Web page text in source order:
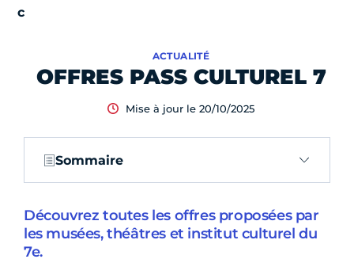
OFFRES PASS CULTUREL 7
ACTUALITÉ
Mise à jour le 20/10/2025
Sommaire
Découvrez toutes les offres proposées par
les musées, théâtres et institut culturel du
7e.